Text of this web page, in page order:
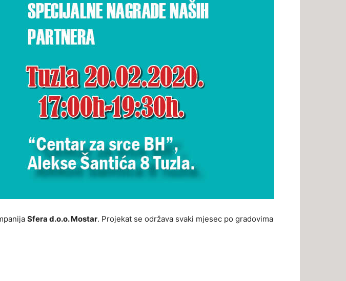
Sfera d.o.o. Mostar. Projekat se održava svaki mjesec po gradovima